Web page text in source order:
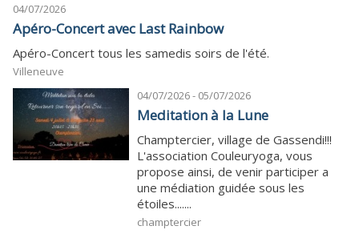
04/07/2026
Apéro-Concert avec Last Rainbow
Apéro-Concert tous les samedis soirs de l'été.
Villeneuve
04/07/2026 - 05/07/2026
Meditation à la Lune
Champtercier, village de Gassendi!!!
L'association Couleuryoga, vous
propose ainsi, de venir participer a
une médiation guidée sous les
étoiles.......
champtercier